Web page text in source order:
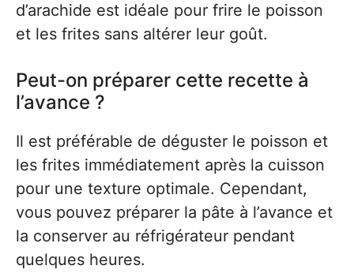
d’arachide est idéale pour frire le poisson
et les frites sans altérer leur goût.
Peut-on préparer cette recette à
l’avance ?
Il est préférable de déguster le poisson et
les frites immédiatement après la cuisson
pour une texture optimale. Cependant,
vous pouvez préparer la pâte à l’avance et
la conserver au réfrigérateur pendant
quelques heures.